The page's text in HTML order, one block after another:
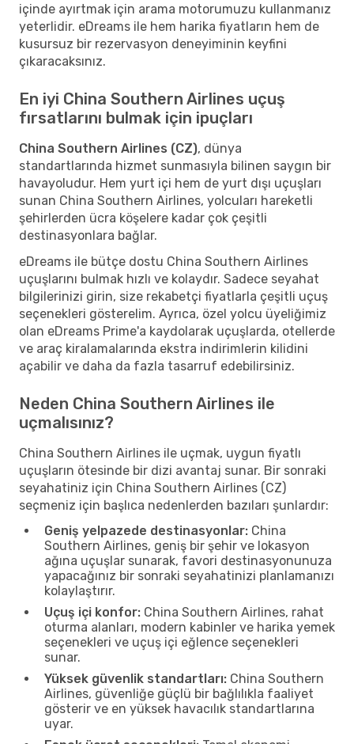
içinde ayırtmak için arama motorumuzu kullanmanız
yeterlidir. eDreams ile hem harika fiyatların hem de
kusursuz bir rezervasyon deneyiminin keyfini
çıkaracaksınız.
En iyi China Southern Airlines uçuş
fırsatlarını bulmak için ipuçları
China Southern Airlines (CZ), dünya
standartlarında hizmet sunmasıyla bilinen saygın bir
havayoludur. Hem yurt içi hem de yurt dışı uçuşları
sunan China Southern Airlines, yolcuları hareketli
şehirlerden ücra köşelere kadar çok çeşitli
destinasyonlara bağlar.
eDreams ile bütçe dostu China Southern Airlines
uçuşlarını bulmak hızlı ve kolaydır. Sadece seyahat
bilgilerinizi girin, size rekabetçi fiyatlarla çeşitli uçuş
seçenekleri gösterelim. Ayrıca, özel yolcu üyeliğimiz
olan eDreams Prime'a kaydolarak uçuşlarda, otellerde
ve araç kiralamalarında ekstra indirimlerin kilidini
açabilir ve daha da fazla tasarruf edebilirsiniz.
Neden China Southern Airlines ile
uçmalısınız?
China Southern Airlines ile uçmak, uygun fiyatlı
uçuşların ötesinde bir dizi avantaj sunar. Bir sonraki
seyahatiniz için China Southern Airlines (CZ)
seçmeniz için başlıca nedenlerden bazıları şunlardır:
Geniş yelpazede destinasyonlar: China
Southern Airlines, geniş bir şehir ve lokasyon
ağına uçuşlar sunarak, favori destinasyonunuza
yapacağınız bir sonraki seyahatinizi planlamanızı
kolaylaştırır.
Uçuş içi konfor: China Southern Airlines, rahat
oturma alanları, modern kabinler ve harika yemek
seçenekleri ve uçuş içi eğlence seçenekleri
sunar.
Yüksek güvenlik standartları: China Southern
Airlines, güvenliğe güçlü bir bağlılıkla faaliyet
gösterir ve en yüksek havacılık standartlarına
uyar.